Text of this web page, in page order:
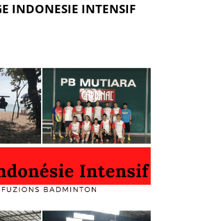
INDONESIE INTENSIF